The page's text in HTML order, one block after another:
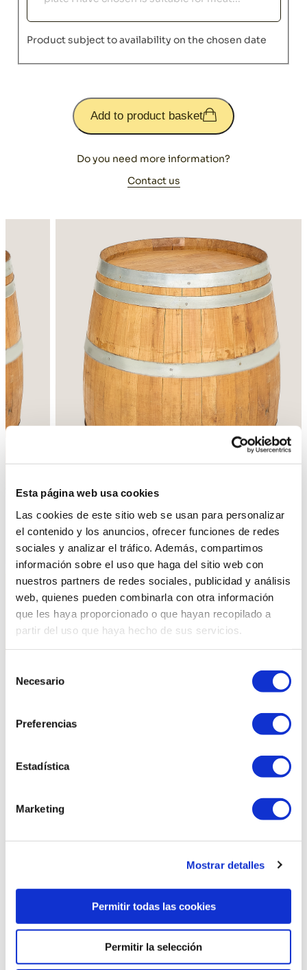
Esta página web usa cookies
Las cookies de este sitio web se usan para personalizar
el contenido y los anuncios, ofrecer funciones de redes
sociales y analizar el tráfico. Además, compartimos
información sobre el uso que haga del sitio web con
nuestros partners de redes sociales, publicidad y análisis
web, quienes pueden combinarla con otra información
que les haya proporcionado o que hayan recopilado a
partir del uso que haya hecho de sus servicios.
Necesario
Preferencias
Estadística
Marketing
Mostrar detalles
Permitir todas las cookies
Permitir la selección
Product subject to availability on the chosen date
Add to product basket
Do you need more information?
Contact us
Back Next
Sitges rectangular
table
High black fabrik
table